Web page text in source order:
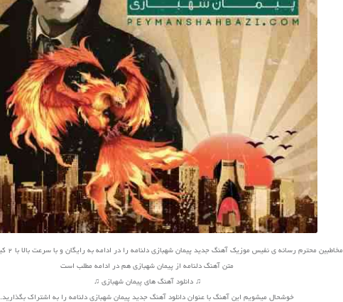
مخاطبین محترم رسانه ی نفیس موزیک آهنگ جدید پیمان شهبازی دلنامه را در ادامه به رایگان و با سرعت بالا با 2 کیفیت دانلود کنید
متن آهنگ دلنامه از پیمان شهبازی هم در ادامه مطلب است
♫ دانلود آهنگ های پیمان شهبازی ♫
خوشحال میشویم این آهنگ با عنوان دانلود آهنگ جدید پیمان شهبازی دلنامه را به اشتراک بگذارید.